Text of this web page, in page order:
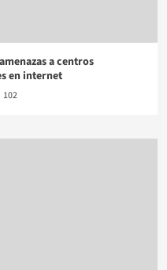
a centros
en internet
102